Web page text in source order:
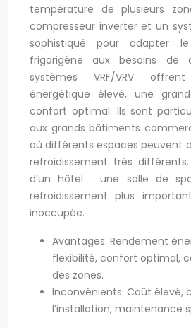
température de plusieurs
compresseur inverter et un
sophistiqué pour adapter
frigorigène aux besoins de
systèmes VRF/VRV
énergétique élevé, une
confort optimal. Ils sont
aux grands bâtiments
où différents espaces peuvent
refroidissement très différents.
d’un hôtel : une salle de
refroidissement plus
inoccupée.
Avantages: Rendement
flexibilité, confort optimal,
des zones.
Inconvénients: Coût élevé,
l’installation, maintenance